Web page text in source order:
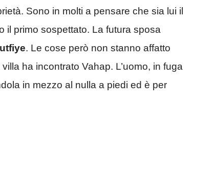
Sono in molti a pensare che sia lui il
il primo sospettato. La futura sposa
. Le cose però non stanno affatto
ha incontrato Vahap. L’uomo, in fuga
in mezzo al nulla a piedi ed è per